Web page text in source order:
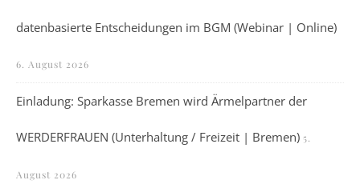
datenbasierte Entscheidungen im BGM (Webinar | Online)
6. August 2026
Einladung: Sparkasse Bremen wird Ärmelpartner der
WERDERFRAUEN (Unterhaltung / Freizeit | Bremen) 5.
August 2026